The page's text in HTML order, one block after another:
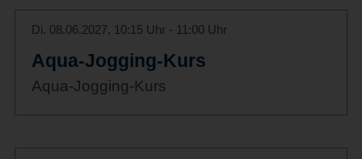
Di. 08.06.2027, 10:15 Uhr - 11:00 Uhr
Aqua-Jogging-Kurs
Aqua-Jogging-Kurs